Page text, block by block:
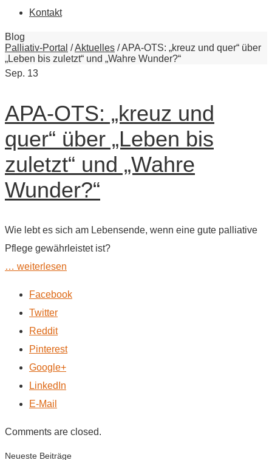
Kontakt
Blog
Palliativ-Portal /Aktuelles /APA-OTS: „kreuz und quer“ über
„Leben bis zuletzt“ und „Wahre Wunder?“
Sep. 13
APA-OTS: „kreuz und
quer“ über „Leben bis
zuletzt“ und „Wahre
Wunder?“
Wie lebt es sich am Lebensende, wenn eine gute palliative
Pflege gewährleistet ist?
… weiterlesen
Facebook
Twitter
Reddit
Pinterest
Google+
LinkedIn
E-Mail
Comments are closed.
Neueste Beiträge